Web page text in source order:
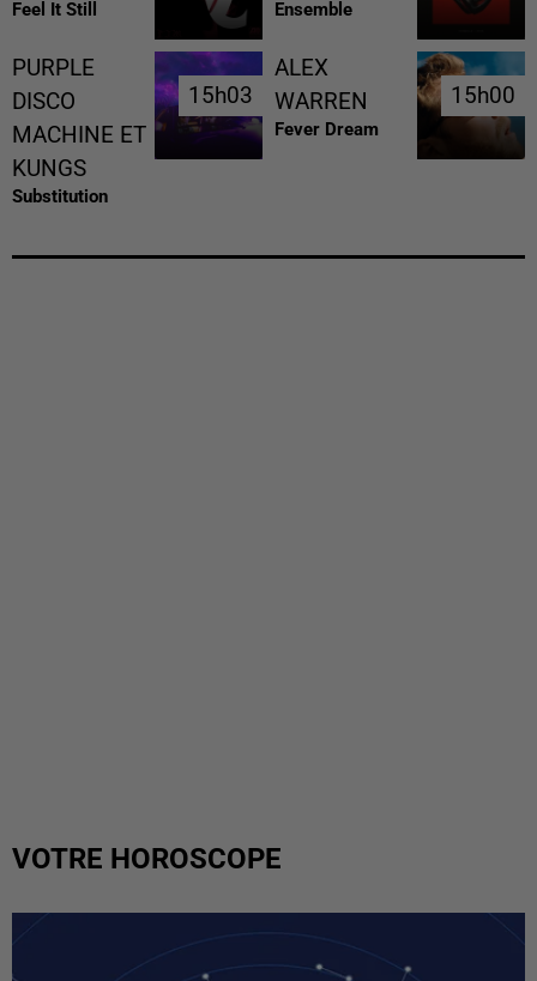
Feel It Still Ensemble
PURPLE
DISCO
MACHINE ET
KUNGS
Substitution
15h03
15h03
ALEX
WARREN
Fever Dream
15h00
15h00
VOTRE HOROSCOPE